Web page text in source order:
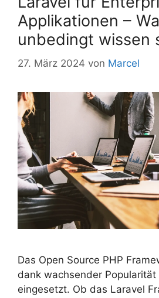
Applikationen –
unbedingt wissen
27. März 2024 von Marcel
Das Open Source PHP
dank wachsender
eingesetzt. Ob das Laravel